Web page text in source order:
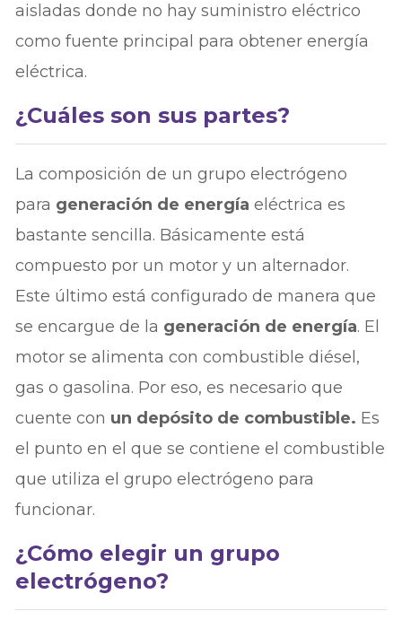
aisladas donde no hay suministro eléctrico
como fuente principal para obtener energía
eléctrica.
¿Cuáles son sus partes?
La composición de un grupo electrógeno
para generación de energía eléctrica es
bastante sencilla. Básicamente está
compuesto por un motor y un alternador.
Este último está configurado de manera que
se encargue de la generación de energía. El
motor se alimenta con combustible diésel,
gas o gasolina. Por eso, es necesario que
cuente con un depósito de combustible. Es
el punto en el que se contiene el combustible
que utiliza el grupo electrógeno para
funcionar.
¿Cómo elegir un grupo
electrógeno?